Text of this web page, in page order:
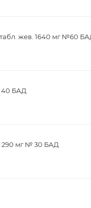
жев. 1640 мг №60
40 БАД
290 мг № 30 БАД